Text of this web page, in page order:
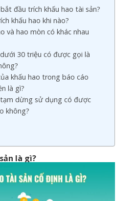
đầu trích khấu hao tài sản?
khấu hao khi nào?
và hao mòn có khác nhau
30 triệu có được gọi là
khấu hao trong báo cáo
là gì?
dừng sử dụng có được
không?
là gì?